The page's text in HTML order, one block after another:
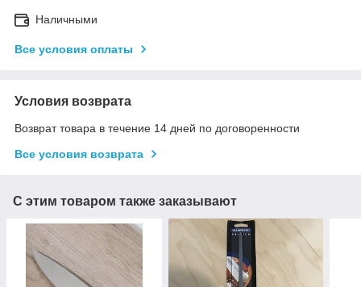
Наличными
Все условия оплаты
Условия возврата
Возврат товара в течение 14 дней по договоренности
Все условия возврата
С этим товаром также заказывают